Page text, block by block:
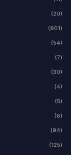
(20)
(901)
(54)
(7)
(30)
(4)
(5)
(6)
(94)
(125)